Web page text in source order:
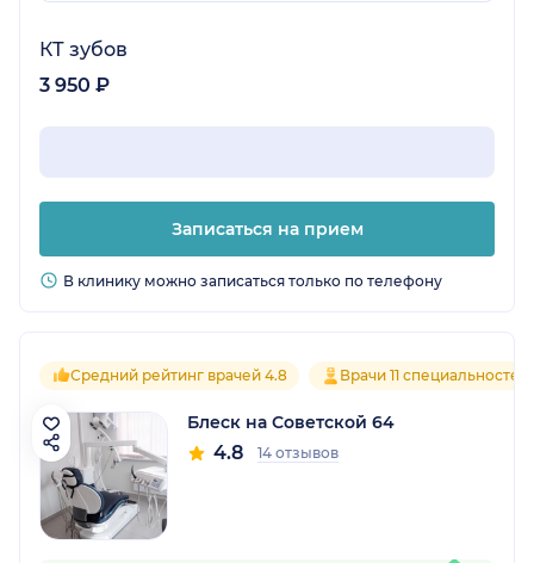
КТ зубов
3 950 ₽
Записаться на прием
В клинику можно записаться только по телефону
Средний рейтинг врачей 4.8 Врачи 11 специальностей
Блеск на Советской 64
4.8 14 отзывов